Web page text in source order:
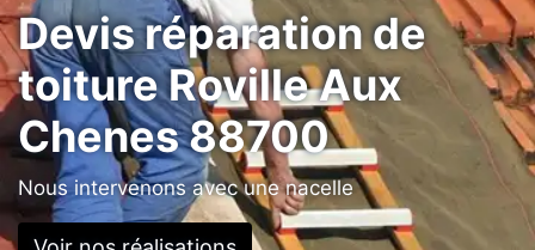
Devis réparation de
toiture Roville Aux
Chenes 88700
Nous intervenons avec une nacelle